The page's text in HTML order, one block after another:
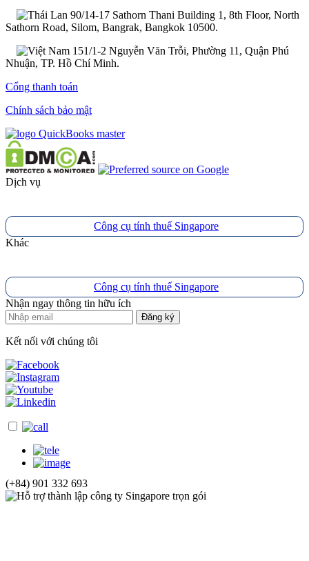
90/14-17 Sathorn Thani Building 1, 8th Floor, North
Sathorn Road, Silom, Bangrak, Bangkok 10500.
151/1-2 Nguyễn Văn Trỗi, Phường 11, Quận Phú
Nhuận, TP. Hồ Chí Minh.
Cổng thanh toán
Chính sách bảo mật
Dịch vụ
Công cụ tính thuế Singapore
Khác
Công cụ tính thuế Singapore
Nhận ngay thông tin hữu ích
Đăng ký
Kết nối với chúng tôi
(+84) 901 332 693